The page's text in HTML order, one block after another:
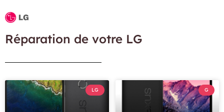
Réparation de votre LG
LG G